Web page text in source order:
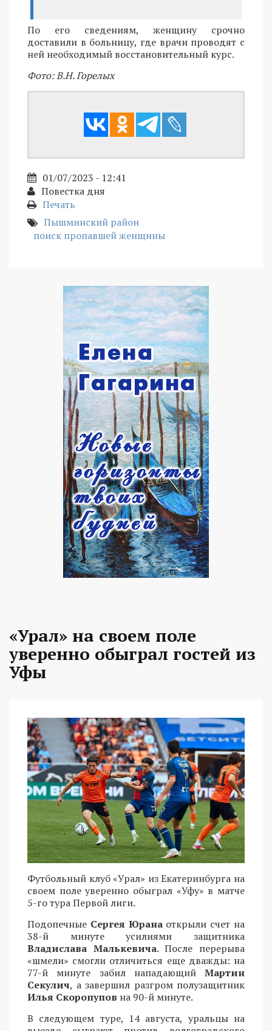
По его сведениям, женщину срочно
доставили в больницу, где врачи проводят с
ней необходимый восстановительный курс.
Фото: В.Н. Горелых
01/07/2023 - 12:41
Повестка дня
Печать
Пышминский район
поиск пропавшей женщины
«Урал» на своем поле
уверенно обыграл гостей из
Уфы
Футбольный клуб «Урал» из Екатеринбурга на
своем поле уверенно обыграл «Уфу» в матче
5-го тура Первой лиги.
Подопечные Сергея Юрана открыли счет на
38-й минуте усилиями защитника
Владислава Малькевича. После перерыва
«шмели» смогли отличиться еще дважды: на
77-й минуте забил нападающий Мартин
Секулич, а завершил разгром полузащитник
Илья Скоропупов на 90-й минуте.
В следующем туре, 14 августа, уральцы на